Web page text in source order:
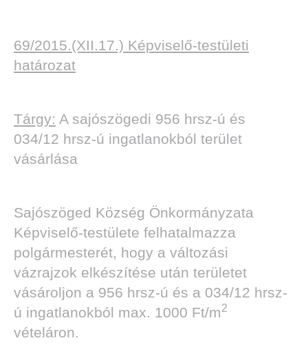
69/2015.(XII.17.) Képviselő-testületi
határozat
Tárgy: A sajószögedi 956 hrsz-ú és
034/12 hrsz-ú ingatlanokból terület
vásárlása
Sajószöged Község Önkormányzata
Képviselő-testülete felhatalmazza
polgármesterét, hogy a változási
vázrajzok elkészítése után területet
vásároljon a 956 hrsz-ú és a 034/12 hrsz-
ú ingatlanokból max. 1000 Ft/m2
vételáron.